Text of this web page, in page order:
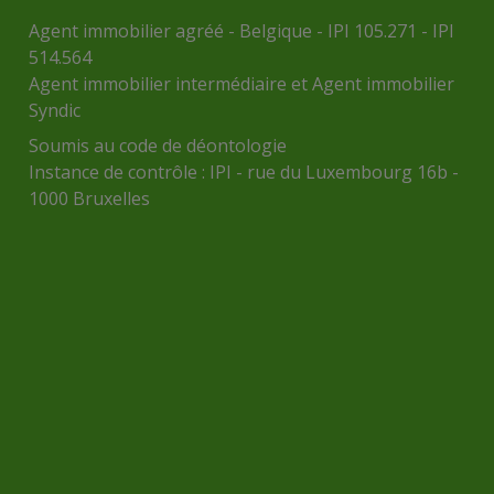
Agent immobilier agréé - Belgique - IPI 105.271 - IPI
514.564
Agent immobilier intermédiaire et Agent immobilier
Syndic
Soumis au code de déontologie
Instance de contrôle : IPI - rue du Luxembourg 16b -
1000 Bruxelles